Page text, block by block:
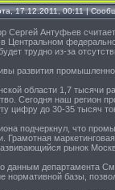
17.12.2011, 00:11 |
Сергей Антуфьев
Центральном
трудно из-за
развития
области 1,7 тысячи
Сегодня наш регион
цифру до 30-35 тысяч
подчеркнул, что
Грамотная
рынок
данным департамента
нормативной базы,